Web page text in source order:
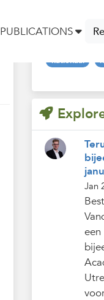
PUBLICATIONS
Tags
nationaal
Jan